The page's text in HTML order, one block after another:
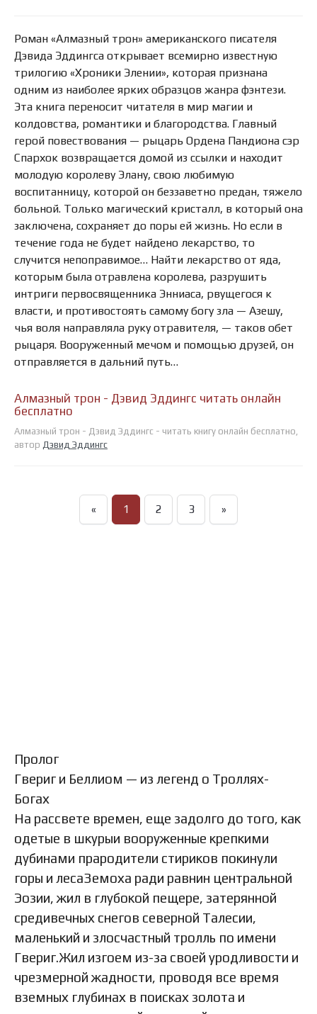
Роман «Алмазный трон» американского писателя
Дэвида Эддингса открывает всемирно известную
трилогию «Хроники Элении», которая признана
одним из наиболее ярких образцов жанра фэнтези.
Эта книга переносит читателя в мир магии и
колдовства, романтики и благородства. Главный
герой повествования — рыцарь Ордена Пандиона сэр
Спархок возвращается домой из ссылки и находит
молодую королеву Элану, свою любимую
воспитанницу, которой он беззаветно предан, тяжело
больной. Только магический кристалл, в который она
заключена, сохраняет до поры ей жизнь. Но если в
течение года не будет найдено лекарство, то
случится непоправимое… Найти лекарство от яда,
которым была отравлена королева, разрушить
интриги первосвященника Энниаса, рвущегося к
власти, и противостоять самому богу зла — Азешу,
чья воля направляла руку отравителя, — таков обет
рыцаря. Вооруженный мечом и помощью друзей, он
отправляется в дальний путь…
Алмазный трон - Дэвид Эддингс читать онлайн
бесплатно
Алмазный трон - Дэвид Эддингс - читать книгу онлайн бесплатно,
автор Дэвид Эддингс
« 1 2 3 »
Пролог
Гвериг и Беллиом — из легенд о Троллях-
Богах
На рассвете времен, еще задолго до того, как
одетые в шкурыи вооруженные крепкими
дубинами прародители стириков покинули
горы и лесаЗемоха ради равнин центральной
Эозии, жил в глубокой пещере, затерянной
средивечных снегов северной Талесии,
маленький и злосчастный тролль по имени
Гвериг.Жил изгоем из-за своей уродливости и
чрезмерной жадности, проводя все время
вземных глубинах в поисках золота и